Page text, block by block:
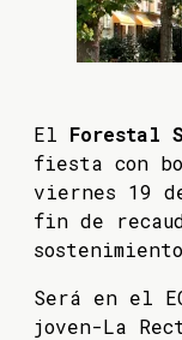
El Forestal
fiesta con
viernes 19
fin de
Será en el
joven-La